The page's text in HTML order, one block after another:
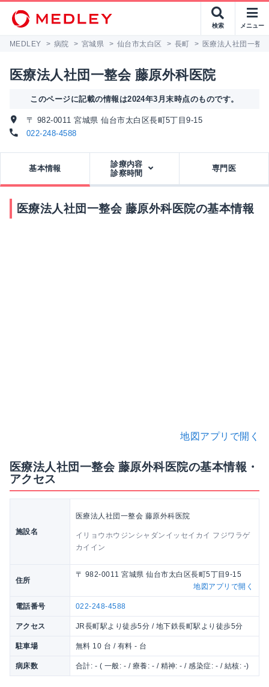
検索 メニュー
MEDLEY > 病院 > 宮城県 > 仙台市太白区 > 長町 > 医療法人社団一整
医療法人社団一整会 藤原外科医院
このページに記載の情報は2024年3月末時点のものです。
〒 982-0011 宮城県 仙台市太白区長町5丁目9-15
022-248-4588
基本情報
診療内容
診察時間
専門医
医療法人社団一整会 藤原外科医院の基本情報
地図アプリで開く
医療法人社団一整会 藤原外科医院の基本情報・
アクセス
施設名
医療法人社団一整会 藤原外科医院
イリョウホウジンシャダンイッセイカイ フジワラゲ
カイイン
住所
〒 982-0011 宮城県 仙台市太白区長町5丁目9-15
地図アプリで開く
電話番号 022-248-4588
アクセス JR長町駅より徒歩5分 / 地下鉄長町駅より徒歩5分
駐車場 無料 10 台 / 有料 - 台
病床数 合計: - ( 一般: - / 療養: - / 精神: - / 感染症: - / 結核: -)